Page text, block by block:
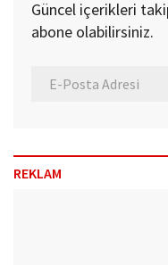
Güncel içerikleri
abone olabilirsiniz.
REKLAM